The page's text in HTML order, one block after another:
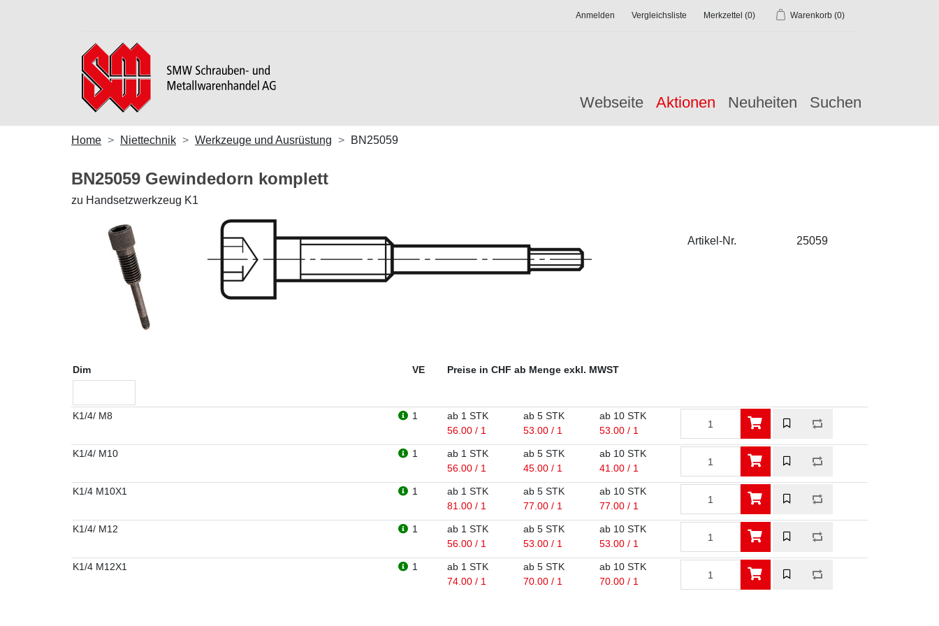
Anmelden Vergleichsliste Merkzettel (0) Warenkorb (0)
Webseite Aktionen Neuheiten Suchen
Home Niettechnik Werkzeuge und Ausrüstung BN25059
BN25059 Gewindedorn komplett
zu Handsetzwerkzeug K1
Artikel-Nr. 25059
Dim VE Preise in CHF ab Menge exkl. MWST
K1/4/ M8 1
ab 1 STK
56.00 / 1
ab 5 STK
53.00 / 1
ab 10 STK
53.00 / 1
K1/4/ M10 1
ab 1 STK
56.00 / 1
ab 5 STK
45.00 / 1
ab 10 STK
41.00 / 1
K1/4 M10X1 1
ab 1 STK
81.00 / 1
ab 5 STK
77.00 / 1
ab 10 STK
77.00 / 1
K1/4/ M12 1
ab 1 STK
56.00 / 1
ab 5 STK
53.00 / 1
ab 10 STK
53.00 / 1
K1/4 M12X1 1
ab 1 STK
74.00 / 1
ab 5 STK
70.00 / 1
ab 10 STK
70.00 / 1